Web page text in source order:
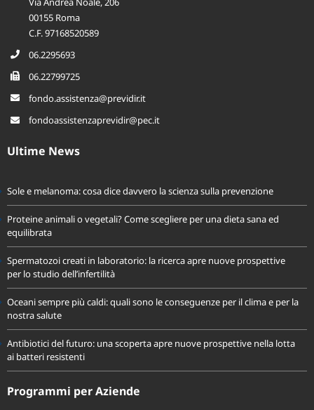
00155 Roma
C.F. 97168520589
06.2295693
06.22799725
fondo.assistenza@previdir.it
fondoassistenzaprevidir@pec.it
Ultime News
Sole e melanoma: cosa dice davvero la scienza sulla prevenzione
Proteine animali o vegetali? Come scegliere per una dieta sana ed
equilibrata
Spermatozoi creati in laboratorio: la ricerca apre nuove prospettive
per lo studio dell’infertilità
Oceani sempre più caldi: quali sono le conseguenze per il clima e per la
nostra salute
Antibiotici del futuro: una scoperta apre nuove prospettive nella lotta
ai batteri resistenti
Programmi per Aziende